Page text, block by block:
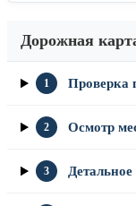
Дорожная
1 Проверка
2 Осмотр
3